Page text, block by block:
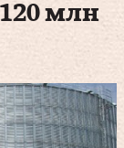
млн